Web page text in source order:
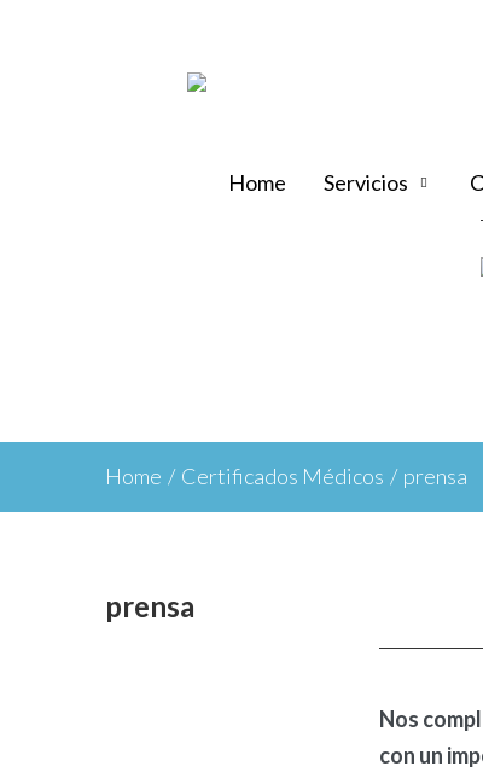
Home Servicios
Home / Certificados Médicos / prensa
prensa
Nos
con un